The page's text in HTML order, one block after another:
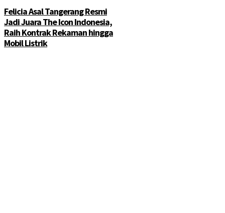
Felicia Asal Tangerang Resmi
Jadi Juara The Icon Indonesia,
Raih Kontrak Rekaman hingga
Mobil Listrik